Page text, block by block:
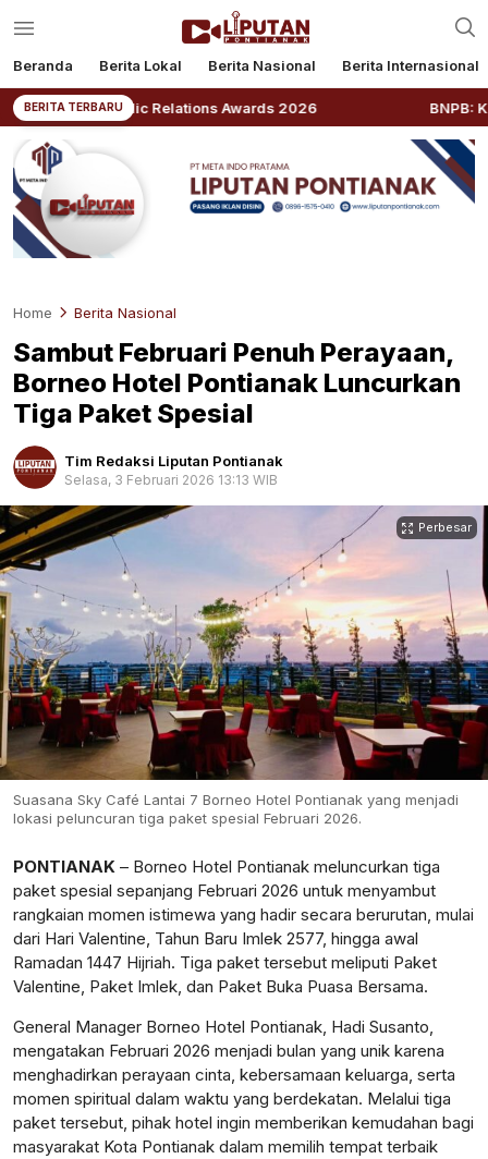
Beranda Berita Lokal Berita Nasional Berita Internasional
BERITA TERBARU
Public Relations Awards 2026 BNPB: Kalbar
Home Berita Nasional
Sambut Februari Penuh Perayaan,
Borneo Hotel Pontianak Luncurkan
Tiga Paket Spesial
Tim Redaksi Liputan Pontianak
Selasa, 3 Februari 2026 13:13 WIB
Perbesar
Suasana Sky Café Lantai 7 Borneo Hotel Pontianak yang menjadi
lokasi peluncuran tiga paket spesial Februari 2026.
PONTIANAK – Borneo Hotel Pontianak meluncurkan tiga
paket spesial sepanjang Februari 2026 untuk menyambut
rangkaian momen istimewa yang hadir secara berurutan, mulai
dari Hari Valentine, Tahun Baru Imlek 2577, hingga awal
Ramadan 1447 Hijriah. Tiga paket tersebut meliputi Paket
Valentine, Paket Imlek, dan Paket Buka Puasa Bersama.
General Manager Borneo Hotel Pontianak, Hadi Susanto,
mengatakan Februari 2026 menjadi bulan yang unik karena
menghadirkan perayaan cinta, kebersamaan keluarga, serta
momen spiritual dalam waktu yang berdekatan. Melalui tiga
paket tersebut, pihak hotel ingin memberikan kemudahan bagi
masyarakat Kota Pontianak dalam memilih tempat terbaik